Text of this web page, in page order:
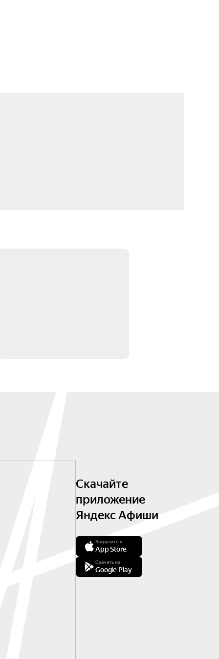
Скачайте
приложение
Яндекс Афиши
Загрузите в
App Store
Скачать из
Google Play